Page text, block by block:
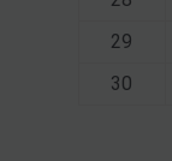
29
30